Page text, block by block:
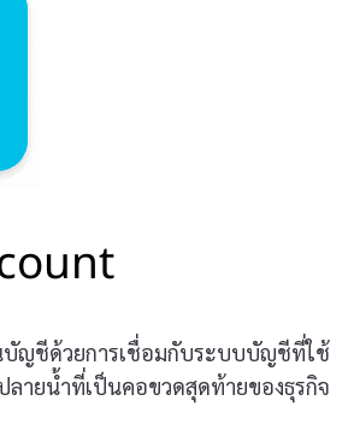
บัญชีด้วยการเชื่อมกับระบบบัญชีที่ใช้
ายน้ำที่เป็นคอขวดสุดท้ายของธุรกิจ